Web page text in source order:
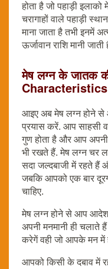
होता है जो पहाड़ी इलाको
चरागाहों वाले पहाड़ी
माना जाता है तभी इनमें
ऊर्जावान राशि मानी
मेष लग्न के जातक
आइए अब मेष लग्न होने से
प्रयास करें. आप साहसी
गुण होता है और आप
भी रखते हैं. मेष लग्न चर
सदा जल्दबाजी में रहते हैं
जबकि आपको एक बार
चाहिए.
मेष लग्न होने से आप
अपनी मनमानी ही
करेगें वही जो आपके मन में
आपको किसी के दबाव में